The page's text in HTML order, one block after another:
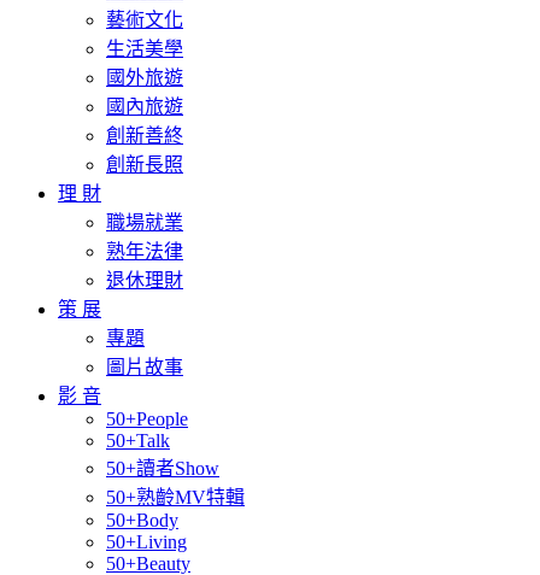
藝術文化
生活美學
國外旅遊
國內旅遊
創新善終
創新長照
理 財
職場就業
熟年法律
退休理財
策 展
專題
圖片故事
影 音
50+People
50+Talk
50+讀者Show
50+熟齡MV特輯
50+Body
50+Living
50+Beauty